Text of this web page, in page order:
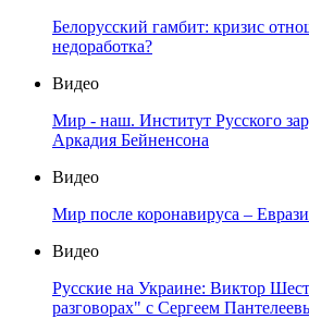
Белорусский гамбит: кризис
недоработка?
Видео
Мир - наш. Институт Русского
Аркадия Бейненсона
Видео
Мир после коронавируса –
Видео
Русские на Украине: Виктор
разговорах" с Сергеем